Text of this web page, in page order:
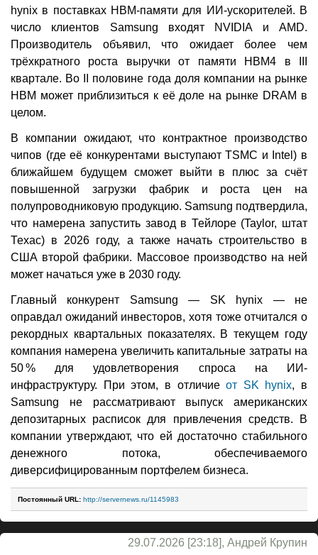
hynix в поставках HBM-памяти для ИИ-ускорителей. В
число клиентов Samsung входят NVIDIA и AMD.
Производитель объявил, что ожидает более чем
трёхкратного роста выручки от памяти HBM4 в III
квартале. Во II половине года доля компании на рынке
HBM может приблизиться к её доле на рынке DRAM в
целом.
В компании ожидают, что контрактное производство
чипов (где её конкурентами выступают TSMC и Intel) в
ближайшем будущем сможет выйти в плюс за счёт
повышенной загрузки фабрик и роста цен на
полупроводниковую продукцию. Samsung подтвердила,
что намерена запустить завод в Тейлоре (Taylor, штат
Техас) в 2026 году, а также начать строительство в
США второй фабрики. Массовое производство на ней
может начаться уже в 2030 году.
Главный конкурент Samsung — SK hynix — не
оправдал ожиданий инвесторов, хотя тоже отчитался о
рекордных квартальных показателях. В текущем году
компания намерена увеличить капитальные затраты на
50 % для удовлетворения спроса на ИИ-
инфраструктуру. При этом, в отличиеот SK hynix, в
Samsung не рассматривают выпуск американских
депозитарных расписок для привлечения средств. В
компании утверждают, что ей достаточно стабильного
денежного потока, обеспечиваемого
диверсифицированным портфелем бизнеса.
Постоянный URL: http://servernews.ru/1145983
29.07.2026 [23:18], Андрей Крупин